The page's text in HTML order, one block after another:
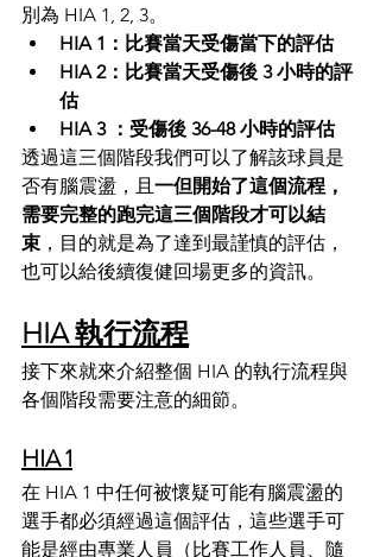
別為 HIA 1, 2, 3。
HIA 1：比賽當天受傷當下的評估
HIA 2：比賽當天受傷後 3 小時的評
估
HIA 3 ：受傷後 36-48 小時的評估
透過這三個階段我們可以了解該球員是
否有腦震盪，且 一但開始了這個流程，
需要完整的跑完這三個階段才可以結
束 ，目的就是為了達到最謹慎的評估，
也可以給後續復健回場更多的資訊。
HIA 執行流程
接下來就來介紹整個 HIA 的執行流程與
各個階段需要注意的細節。
HIA 1
在 HIA 1 中任何被懷疑可能有腦震盪的
選手都必須經過這個評估，這些選手可
能是經由專業人員（比賽工作人員、隨